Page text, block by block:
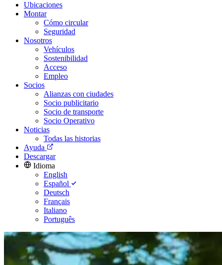
Ubicaciones
Montar
Cómo circular
Seguridad
Nosotros
Vehículos
Sostenibilidad
Acceso
Empleo
Socios
Alianzas con ciudades
Socio publicitario
Socio de transporte
Socio Operativo
Noticias
Todas las historias
Ayuda
Descargar
Idioma
English
Español
Deutsch
Français
Italiano
Português